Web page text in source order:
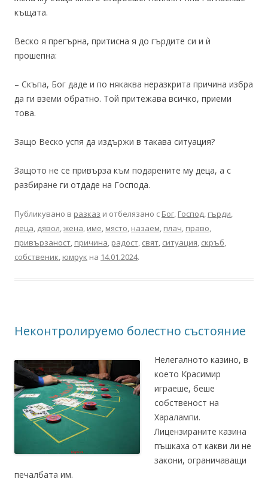
къщата.
Веско я прегърна, притисна я до гърдите си и ѝ
прошепна:
– Скъпа, Бог даде и по някаква неразкрита причина избра
да ги вземи обратно. Той притежава всичко, приеми
това.
Защо Веско успя да издържи в такава ситуация?
Защото не се привърза към подарените му деца, а с
разбиране ги отдаде на Господа.
Публикувано в разказ и отбелязано с Бог, Господ, гърди,
деца, дявол,жена, име, място, назаем, плач, право,
привързаност, причина, радост, свят, ситуация, скръб,
собственик, юмрук на 14.01.2024.
Неконтролируемо болестно състояние
Нелегалното казино, в
което Красимир
играеше, беше
собственост на
Харалампи.
Лицензираните казина
пъшкаха от какви ли не
закони, ограничаващи
печалбата им.